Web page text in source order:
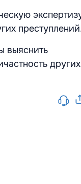
выяснить
других